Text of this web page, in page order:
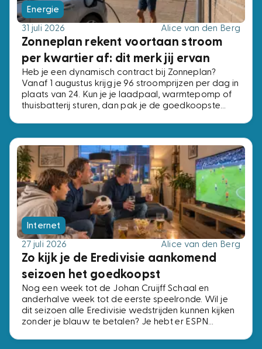
Energie
31 juli 2026
Alice van den Berg
Zonneplan rekent voortaan stroom
per kwartier af: dit merk jij ervan
Heb je een dynamisch contract bij Zonneplan?
Vanaf 1 augustus krijg je 96 stroomprijzen per dag in
plaats van 24. Kun je je laadpaal, warmtepomp of
thuisbatterij sturen, dan pak je de goedkoopste
Internet
27 juli 2026
Alice van den Berg
Zo kijk je de Eredivisie aankomend
seizoen het goedkoopst
Nog een week tot de Johan Cruijff Schaal en
anderhalve week tot de eerste speelronde. Wil je
dit seizoen alle Eredivisie wedstrijden kunnen kijken
zonder je blauw te betalen? Je hebt er ESPN